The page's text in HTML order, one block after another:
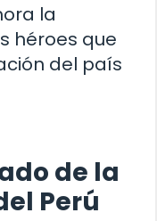
la
héroes que
del país
de la
Perú